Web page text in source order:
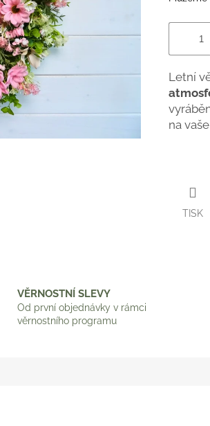
Letní
na
TISK
VĚRNOSTNÍ SLEVY
Od první objednávky v rámci
věrnostního programu